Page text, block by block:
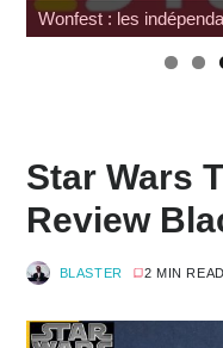
Wonfest : tour
Star Wars
Review
BLASTER 2 MIN READ